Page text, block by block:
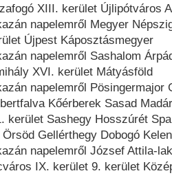
XIII. kerület Újlipótváros
napelemről Megyer
Újpest Káposztásmegyer
napelemről Sashalom
XVI. kerület Mátyásföld
napelemről Pösingermajor
Kőérberek Sasad
kerület Sashegy Hosszúrét
Gellérthegy Dobogó
napelemről József Attila-
IX. kerület 9. kerület